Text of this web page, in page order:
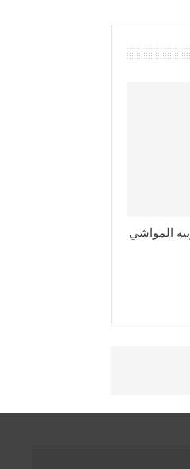
المواشي